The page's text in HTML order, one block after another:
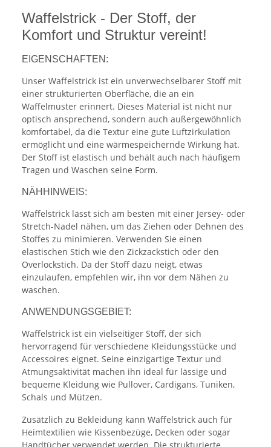
Waffelstrick - Der Stoff, der
Komfort und Struktur vereint!
EIGENSCHAFTEN:
Unser Waffelstrick ist ein unverwechselbarer Stoff mit
einer strukturierten Oberfläche, die an ein
Waffelmuster erinnert. Dieses Material ist nicht nur
optisch ansprechend, sondern auch außergewöhnlich
komfortabel, da die Textur eine gute Luftzirkulation
ermöglicht und eine wärmespeichernde Wirkung hat.
Der Stoff ist elastisch und behält auch nach häufigem
Tragen und Waschen seine Form.
NÄHHINWEIS:
Waffelstrick lässt sich am besten mit einer Jersey- oder
Stretch-Nadel nähen, um das Ziehen oder Dehnen des
Stoffes zu minimieren. Verwenden Sie einen
elastischen Stich wie den Zickzackstich oder den
Overlockstich. Da der Stoff dazu neigt, etwas
einzulaufen, empfehlen wir, ihn vor dem Nähen zu
waschen.
ANWENDUNGSGEBIET:
Waffelstrick ist ein vielseitiger Stoff, der sich
hervorragend für verschiedene Kleidungsstücke und
Accessoires eignet. Seine einzigartige Textur und
Atmungsaktivität machen ihn ideal für lässige und
bequeme Kleidung wie Pullover, Cardigans, Tuniken,
Schals und Mützen.
Zusätzlich zu Bekleidung kann Waffelstrick auch für
Heimtextilien wie Kissenbezüge, Decken oder sogar